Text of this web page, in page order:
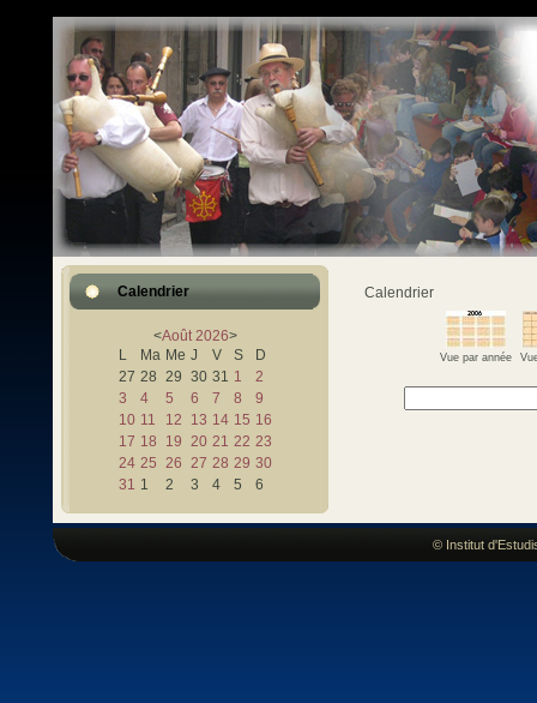
Calendrier
<Août 2026>
L
Ma Me J V S
D
27 28 29 30 31 1
2
3
4 5 6 7 8
9
10 11 12 13 14 15 16
17 18 19 20 21 22 23
24 25 26 27 28 29 30
31 1 2 3 4 5 6
Calendrier
Vue par année
© Institut